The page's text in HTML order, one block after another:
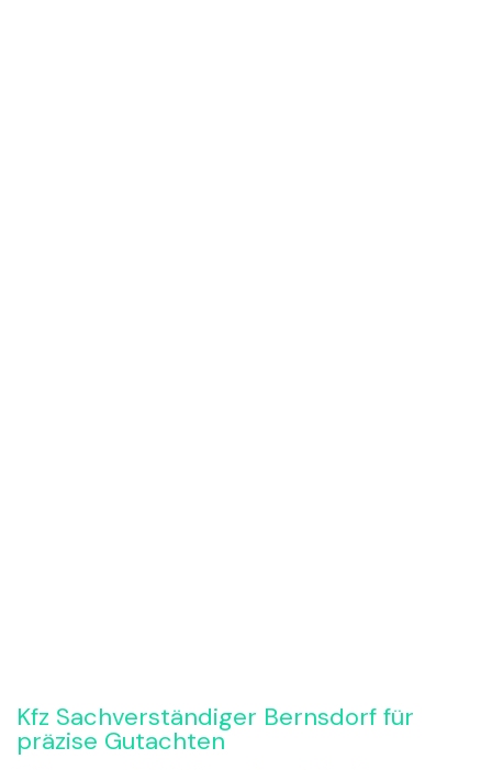
Kfz Sachverständiger Bernsdorf für
präzise Gutachten